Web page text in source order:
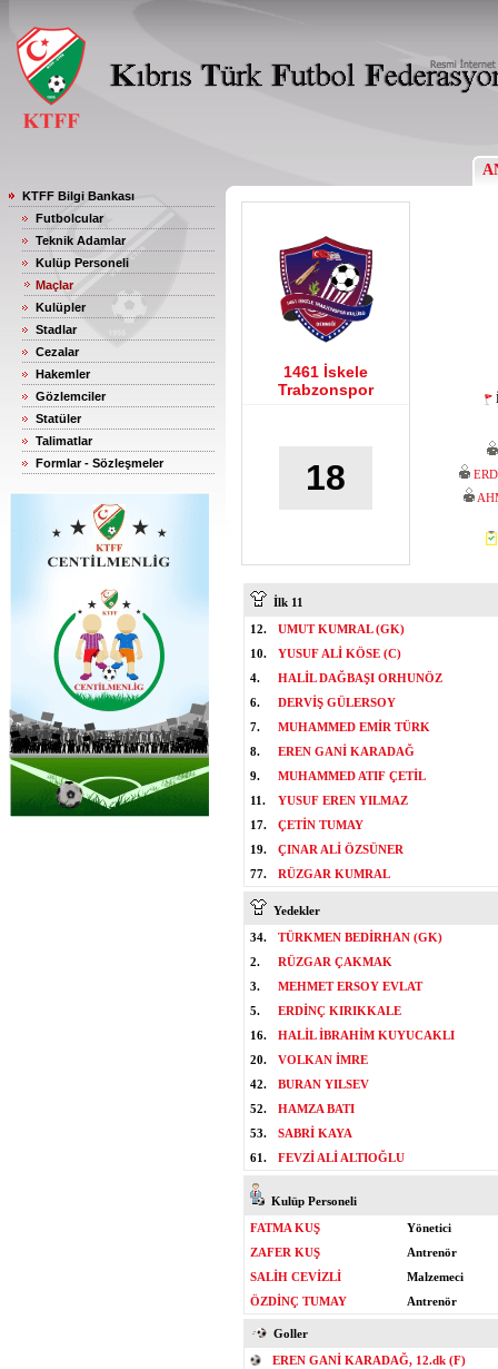
KTFF Bilgi Bankası
Futbolcular
Teknik Adamlar
Kulüp Personeli
Maçlar
Kulüpler
Stadlar
Cezalar
Hakemler
Gözlemciler
Statüler
Talimatlar
Formlar - Sözleşmeler
1461 İskele
Trabzonspor
18
İlk 11
12.
UMUT KUMRAL (GK)
10.
YUSUF ALİ KÖSE (C)
4.
HALİL DAĞBAŞI ORHUNÖZ
6.
DERVİŞ GÜLERSOY
7.
MUHAMMED EMİR TÜRK
8.
EREN GANİ KARADAĞ
9.
MUHAMMED ATIF ÇETİL
11.
YUSUF EREN YILMAZ
17.
ÇETİN TUMAY
19.
ÇINAR ALİ ÖZSÜNER
77.
RÜZGAR KUMRAL
Yedekler
34.
TÜRKMEN BEDİRHAN (GK)
2.
RÜZGAR ÇAKMAK
3.
MEHMET ERSOY EVLAT
5.
ERDİNÇ KIRIKKALE
16.
HALİL İBRAHİM KUYUCAKLI
20.
VOLKAN İMRE
42.
BURAN YILSEV
52.
HAMZA BATI
53.
SABRİ KAYA
61.
FEVZİ ALİ ALTIOĞLU
Kulüp Personeli
FATMA KUŞ
Yönetici
ZAFER KUŞ
Antrenör
SALİH CEVİZLİ
Malzemeci
ÖZDİNÇ TUMAY
Antrenör
Goller
EREN GANİ KARADAĞ, 12.dk (F)